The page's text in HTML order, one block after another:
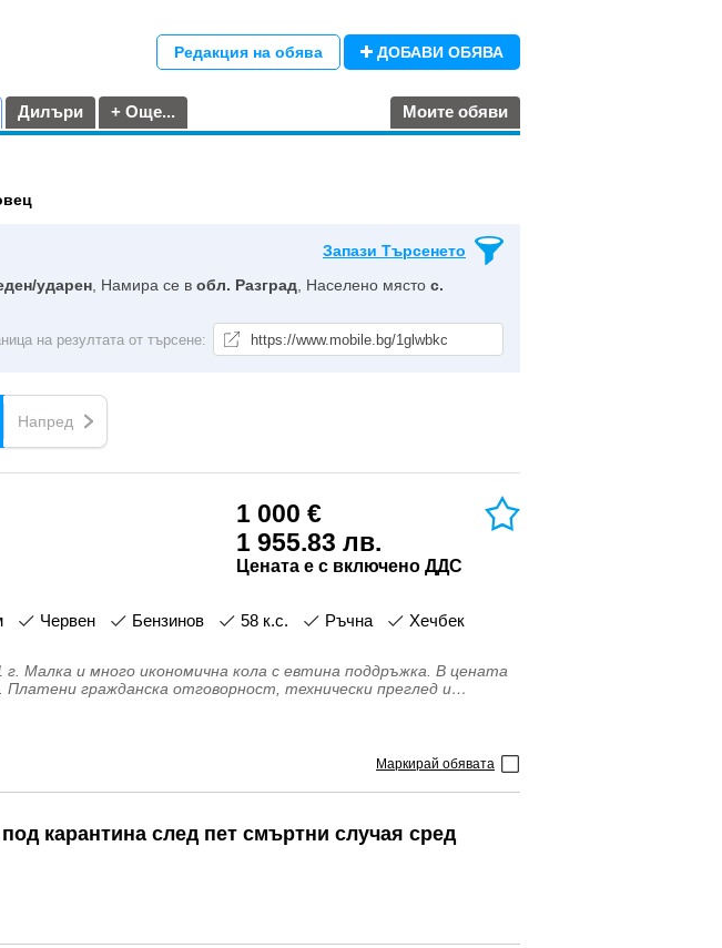
Редакция на обява ДОБАВИ ОБЯВА
Дилъри + Още... Моите обяви
Запази Търсенето
ударен, Намира се в обл. Разград, Населено място с.
на резултата от търсене:
Напред
1 000 €
1 955.83 лв.
Цената е с включено ДДС
Червен Бензинов 58 к.с. Ръчна Хечбек
г. Малка и много икономична кола с евтина поддръжка. В цената
гражданска отговорност, технически преглед и
Маркирай обявата
карантина след пет смъртни случая сред